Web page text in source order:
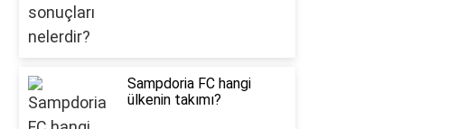
Sampdoria FC hangi
ülkenin takımı?